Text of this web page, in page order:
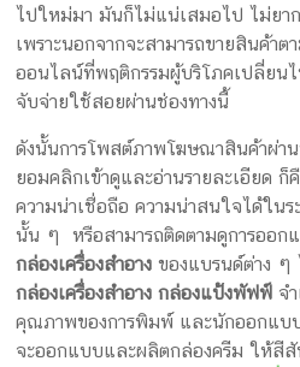
ไปใหม่มา มันก็ไม่แน่เสมอไป ไม่ยา
เพราะนอกจากจะสามารถขายสินค้าต
ออนไลน์ที่พฤติกรรมผู้บริโภคเปลี่ยน
จับจ่ายใช้สอยผ่านช่องทางนี้
ดังนั้นการโพสต์ภาพโฆษณาสินค้าผ่า
ยอมคลิกเข้าดูและอ่านรายละเอียด ก็
ความน่าเชื่อถือ ความน่าสนใจได้ใน
นั้น ๆ หรือสามารถติดตามดูการออก
กล่องเครื่องสำอาง ของแบรนด์ต่าง ๆ
กล่องเครื่องสำอาง กล่องแป้งพัฟฟ์ จ
คุณภาพของการพิมพ์ และนักออกแบ
จะออกแบบและผลิตกล่องครีม ให้สี